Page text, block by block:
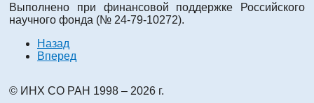
Выполнено при финансовой поддержке Российского
научного фонда (№ 24-79-10272).
Назад
Вперед
© ИНХ СО РАН 1998 – 2026 г.